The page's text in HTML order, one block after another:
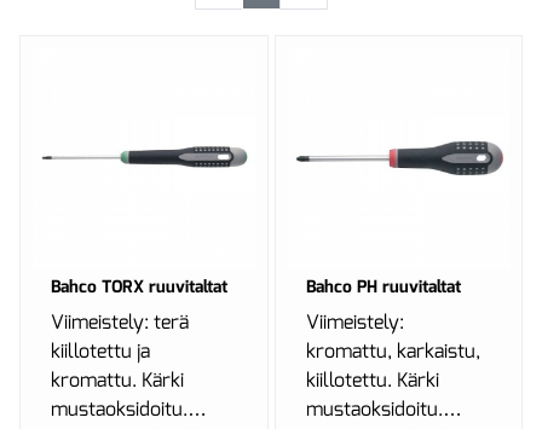
Bahco TORX ruuvitaltat
Viimeistely: terä
kiillotettu ja
kromattu. Kärki
mustaoksidoitu.
Bahco PH ruuvitaltat
Viimeistely:
kromattu, karkaistu,
kiillotettu. Kärki
mustaoksidoitu.